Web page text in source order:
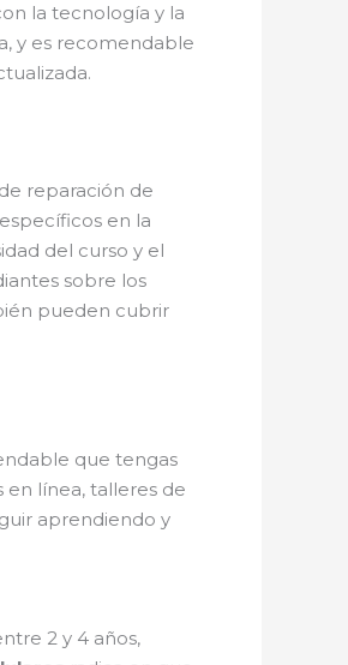
la tecnología y la
y es recomendable
reparación de
en la
del curso y el
sobre los
pueden cubrir
que tengas
línea, talleres de
aprendiendo y
2 y 4 años,